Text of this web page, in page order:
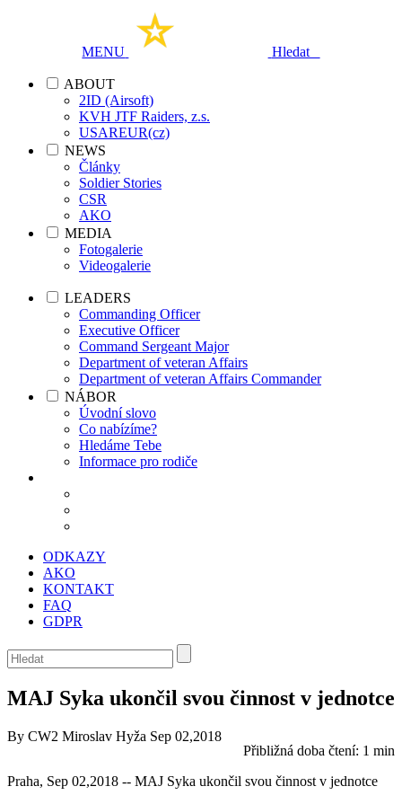
MENU Hledat
ABOUT
2ID (Airsoft)
KVH JTF Raiders, z.s.
USAREUR(cz)
NEWS
Články
Soldier Stories
CSR
AKO
MEDIA
Fotogalerie
Videogalerie
LEADERS
Commanding Officer
Executive Officer
Command Sergeant Major
Department of veteran Affairs
Department of veteran Affairs Commander
NÁBOR
Úvodní slovo
Co nabízíme?
Hledáme Tebe
Informace pro rodiče
ODKAZY
AKO
KONTAKT
FAQ
GDPR
MAJ Syka ukončil svou činnost v jednotce
Přibližná doba čtení: 1 min
By CW2 Miroslav Hyža Sep 02,2018
Praha, Sep 02,2018 -- MAJ Syka ukončil svou činnost v jednotce